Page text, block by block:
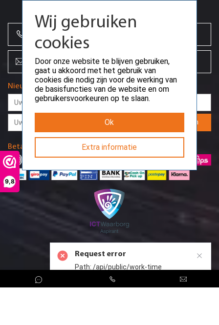
9,8
+31 (0)85 864 0777
info@creoserver.com
Nieuwsbrief
Aanmelden
Betaalmethodes
Wij gebruiken
cookies
Door onze website te blijven gebruiken,
gaat u akkoord met het gebruik van
cookies die nodig zijn voor de werking van
de basisfuncties van de website en om
gebruikersvoorkeuren op te slaan.
Ok
Extra informatie
Request error
Path: /api/public/work-time